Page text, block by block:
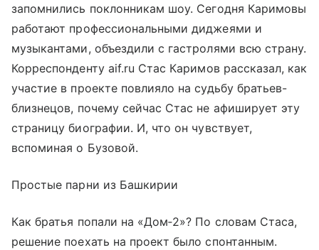
запомнились поклонникам шоу. Сегодня Каримовы
работают профессиональными диджеями и
музыкантами, объездили с гастролями всю страну.
Корреспонденту aif.ru Стас Каримов рассказал, как
участие в проекте повлияло на судьбу братьев-
близнецов, почему сейчас Стас не афиширует эту
страницу биографии. И, что он чувствует,
вспоминая о Бузовой.
Простые парни из Башкирии
Как братья попали на «Дом‑2»? По словам Стаса,
решение поехать на проект было спонтанным.